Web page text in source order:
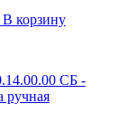
В корзину